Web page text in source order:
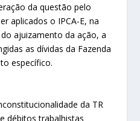
da questão pelo
aplicados o IPCA-E, na
ajuizamento da ação, a
as dívidas da Fazenda
específico.
da TR
débitos trabalhistas